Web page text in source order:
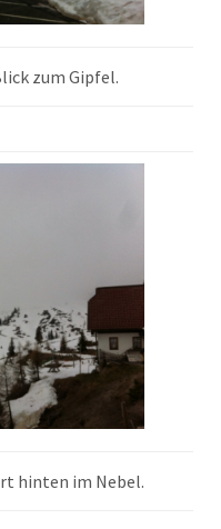
zum Gipfel.
hinten im Nebel.